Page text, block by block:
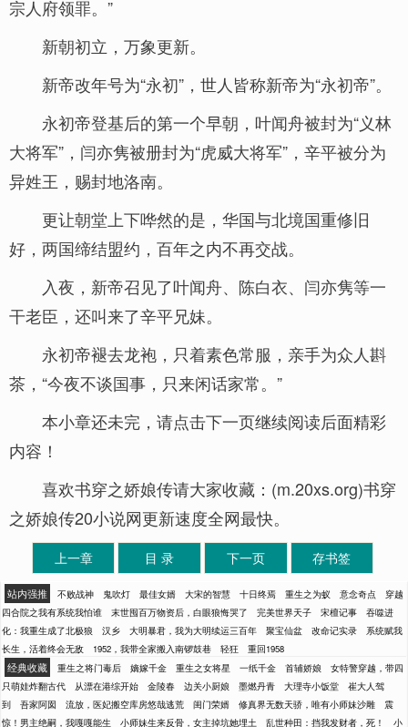
宗人府领罪。”
新朝初立，万象更新。
新帝改年号为“永初”，世人皆称新帝为“永初帝”。
永初帝登基后的第一个早朝，叶闻舟被封为“义林
大将军”，闫亦隽被册封为“虎威大将军”，辛平被分为
异姓王，赐封地洛南。
更让朝堂上下哗然的是，华国与北境国重修旧
好，两国缔结盟约，百年之内不再交战。
入夜，新帝召见了叶闻舟、陈白衣、闫亦隽等一
干老臣，还叫来了辛平兄妹。
永初帝褪去龙袍，只着素色常服，亲手为众人斟
茶，“今夜不谈国事，只来闲话家常。”
本小章还未完，请点击下一页继续阅读后面精彩
内容！
喜欢书穿之娇娘传请大家收藏：(m.20xs.org)书穿
之娇娘传20小说网更新速度全网最快。
上一章 目 录 下一页 存书签
站内强推 不败战神 鬼吹灯 最佳女婿 大宋的智慧 十日终焉 重生之为蚁 意念奇点
穿越
四合院之我有系统我怕谁
末世囤百万物资后，白眼狼悔哭了 完美世界天子 宋檀记事
吞噬进
化：我重生成了北极狼
汉乡 大明暴君，我为大明续运三百年 聚宝仙盆 改命记实录
系统赋我
长生，活着终会无敌
1952，我带全家搬入南锣鼓巷 轻狂 重回1958
经典收藏 重生之将门毒后 嫡嫁千金 重生之女将星 一纸千金 首辅娇娘
女特警穿越，带四
只萌娃炸翻古代
从漂在港综开始 金陵春 边关小厨娘 墨燃丹青 大理寺小饭堂
崔大人驾
到
吾家阿囡 流放，医妃搬空库房悠哉逃荒 闺门荣婿 修真界无数天骄，唯有小师妹沙雕
震
惊！男主绝嗣，我嘎嘎能生
小师妹生来反骨，女主掉坑她埋土 乱世种田：挡我发财者，死！ 小